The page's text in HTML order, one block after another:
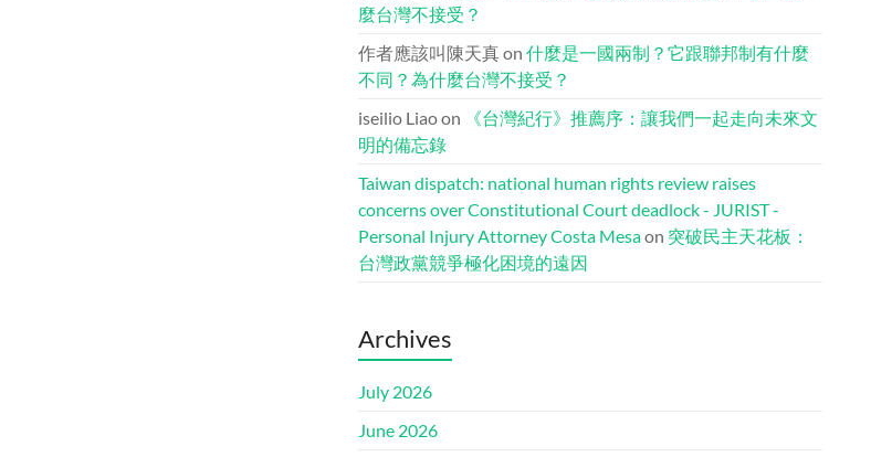
麼台灣不接受？
作者應該叫陳天真on 什麼是一國兩制？它跟聯邦制有什麼
不同？為什麼台灣不接受？
iseilio Liaoon
《台灣紀行》推薦序：讓我們一起走向未來文
明的備忘錄
Taiwan dispatch: national human rights review raises
concerns over Constitutional Court deadlock - JURIST -
Personal Injury Attorney Costa Mesaon 突破民主天花板：
台灣政黨競爭極化困境的遠因
Archives
July 2026
June 2026